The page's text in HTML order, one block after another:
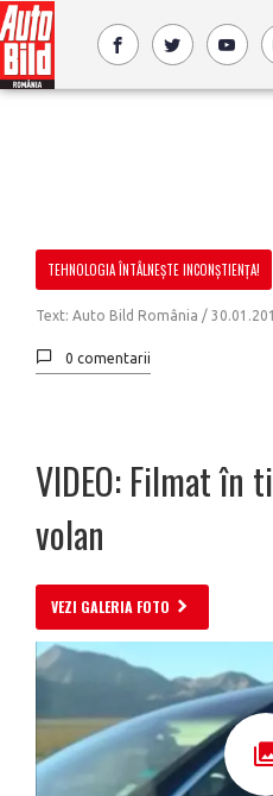
TEHNOLOGIA ÎNTÂLNEȘTE INCONȘTIENȚA!
Text: Auto Bild România /
0 comentarii
VIDEO: Filmat în
volan
VEZI GALERIA FOTO